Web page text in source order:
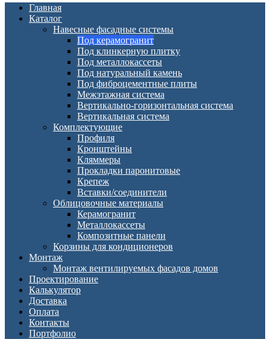
Главная
Каталог
Навесные фасадные системы
Под керамогранит
Под клинкерную плитку
Под металлокассеты
Под натуральный камень
Под фиброцементные плиты
Межэтажная система
Вертикально-горизонтальная система
Вертикальная система
Комплектующие
Профиля
Кронштейны
Кляммеры
Прокладки паронитовые
Крепеж
Вставки/соединители
Облицовочные материалы
Керамогранит
Металлокассеты
Композитные панели
Корзины для кондиционеров
Монтаж
Монтаж вентилируемых фасадов домов
Проектирование
Калькулятор
Доставка
Оплата
Контакты
Портфолио